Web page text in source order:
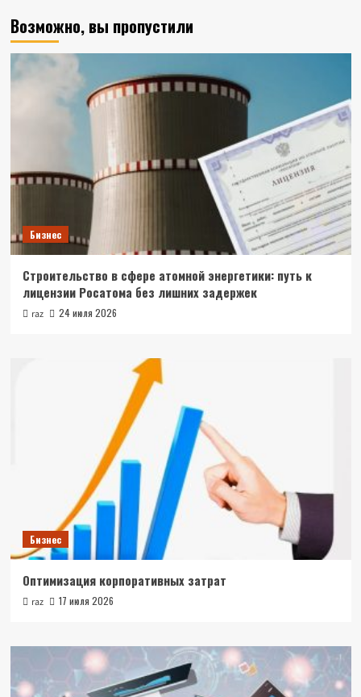
Возможно, вы пропустили
Бизнес
Строительство в сфере атомной энергетики: путь к
лицензии Росатома без лишних задержек
raz 24 июля 2026
Бизнес
Оптимизация корпоративных затрат
raz 17 июля 2026